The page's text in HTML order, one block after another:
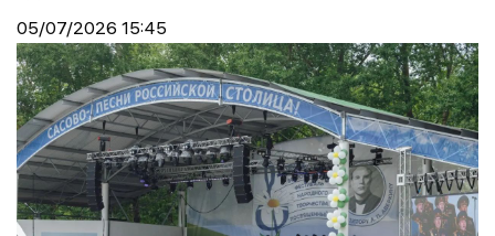
05/07/2026 15:45